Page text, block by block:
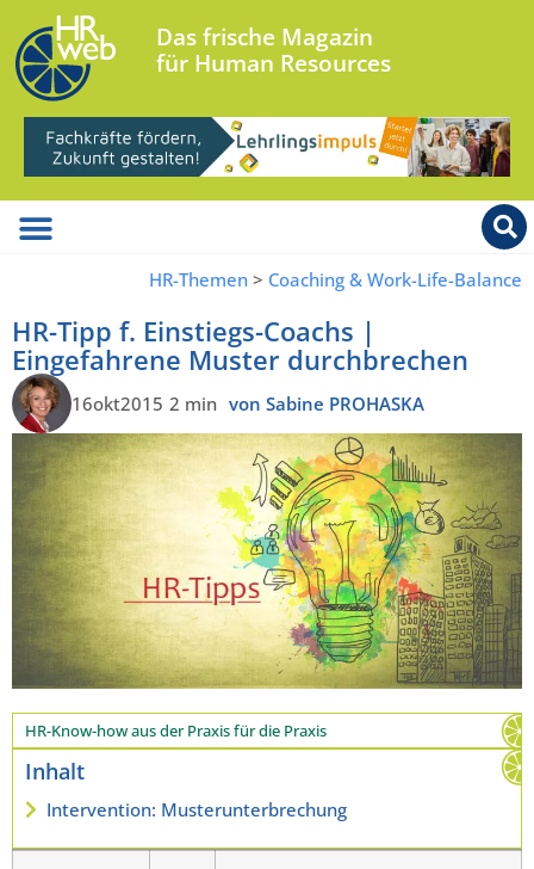
Das frische Magazin
für Human Resources
HR-Themen > Coaching & Work-Life-Balance
HR-Tipp f. Einstiegs-Coachs |
Eingefahrene Muster durchbrechen
16okt2015 2 min von Sabine PROHASKA
HR-Know-how aus der Praxis für die Praxis
Inhalt
Intervention: Musterunterbrechung